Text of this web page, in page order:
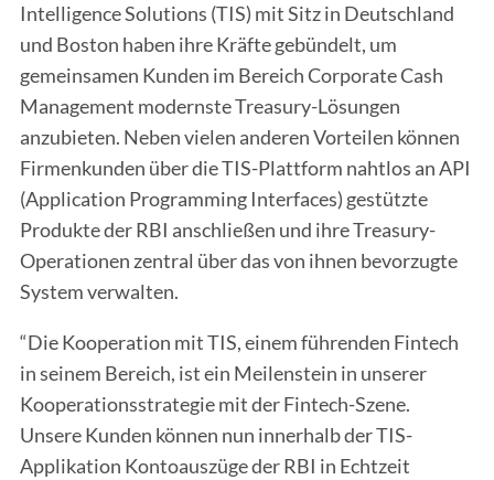
Intelligence Solutions (TIS) mit Sitz in Deutschland
und Boston haben ihre Kräfte gebündelt, um
gemeinsamen Kunden im Bereich Corporate Cash
Management modernste Treasury-Lösungen
anzubieten. Neben vielen anderen Vorteilen können
Firmenkunden über die TIS-Plattform nahtlos an API
(Application Programming Interfaces) gestützte
Produkte der RBI anschließen und ihre Treasury-
Operationen zentral über das von ihnen bevorzugte
System verwalten.
“Die Kooperation mit TIS, einem führenden Fintech
in seinem Bereich, ist ein Meilenstein in unserer
Kooperationsstrategie mit der Fintech-Szene.
Unsere Kunden können nun innerhalb der TIS-
Applikation Kontoauszüge der RBI in Echtzeit